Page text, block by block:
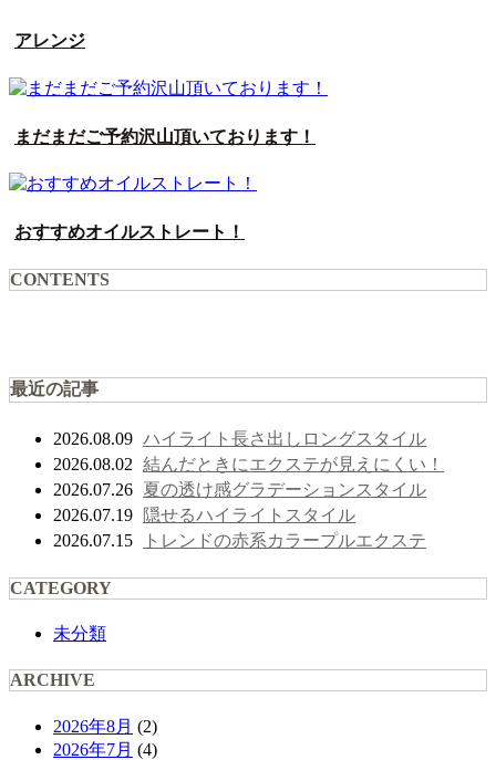
アレンジ
まだまだご予約沢山頂いております！
おすすめオイルストレート！
CONTENTS
最近の記事
2026.08.09 ハイライト長さ出しロングスタイル
2026.08.02 結んだときにエクステが見えにくい！
2026.07.26 夏の透け感グラデーションスタイル
2026.07.19 隠せるハイライトスタイル
2026.07.15 トレンドの赤系カラープルエクステ
CATEGORY
未分類
ARCHIVE
2026年8月 (2)
2026年7月 (4)